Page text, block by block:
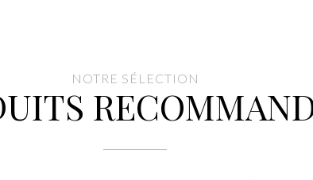
NOTRE SÉLECTION